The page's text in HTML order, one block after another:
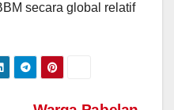
secara global relatif